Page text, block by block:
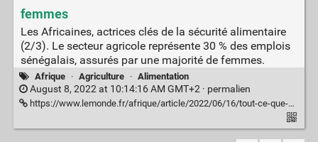
femmes
Les Africaines, actrices clés de la sécurité alimentaire
(2/3). Le secteur agricole représente 30 % des emplois
sénégalais, assurés par une majorité de femmes.
Afrique · Agriculture · Alimentation
August 8, 2022 at 10:14:16 AM GMT+2 · permalien
https://www.lemonde.fr/afrique/article/2022/06/16/tout-ce-que-nous-consommons-vient-de-nos-parcelles-au-senegal-l-agroecologie-au-service-de-l-independance-des-femmes_6130672_3212.html